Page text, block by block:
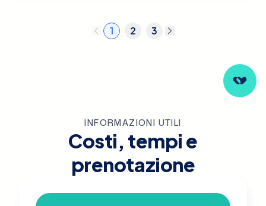
1 2 3
INFORMAZIONI UTILI
Costi, tempi e
prenotazione